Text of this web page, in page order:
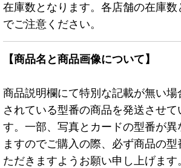
在庫数となります。各店舗の在庫
でご注意ください。
【商品名と商品画像について】
商品説明欄にて特別な記載が無い
されている型番の商品を発送させて
す。一部、写真とカードの型番が
ますのでご購入の際、必ず商品の
ただきますようお願い申し上げます